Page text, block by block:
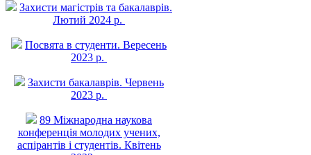
Захисти магістрів та бакалаврів.
Лютий 2024 р.
Посвята в студенти. Вересень
2023 р.
Захисти бакалаврів. Червень
2023 р.
89 Міжнародна наукова
конференція молодих учених,
аспірантів і студентів. Квітень